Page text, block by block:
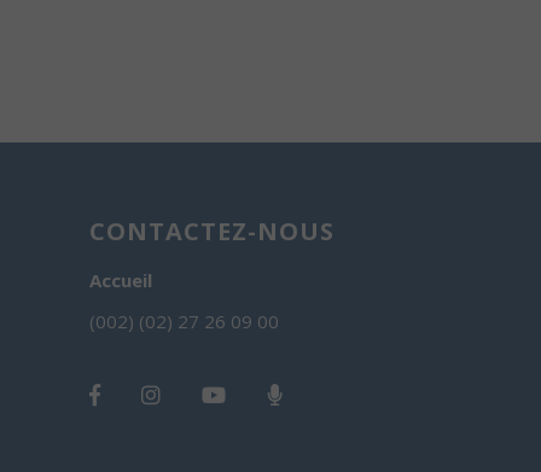
CONTACTEZ-NOUS
Accueil
(002) (02) 27 26 09 00